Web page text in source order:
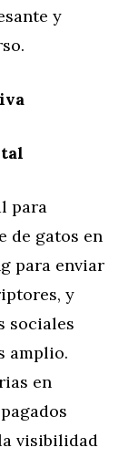
y
para
de gatos en
para enviar
y
sociales
amplio.
en
visibilidad